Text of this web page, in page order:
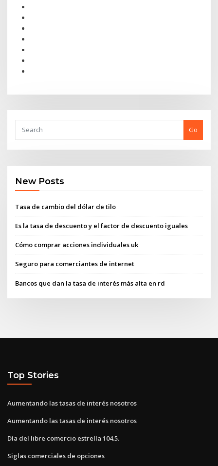
Go
New Posts
Tasa de cambio del dólar de tilo
Es la tasa de descuento y el factor de descuento iguales
Cómo comprar acciones individuales uk
Seguro para comerciantes de internet
Bancos que dan la tasa de interés más alta en rd
Top Stories
Aumentando las tasas de interés nosotros
Aumentando las tasas de interés nosotros
Día del libre comercio estrella 104.5.
Siglas comerciales de opciones